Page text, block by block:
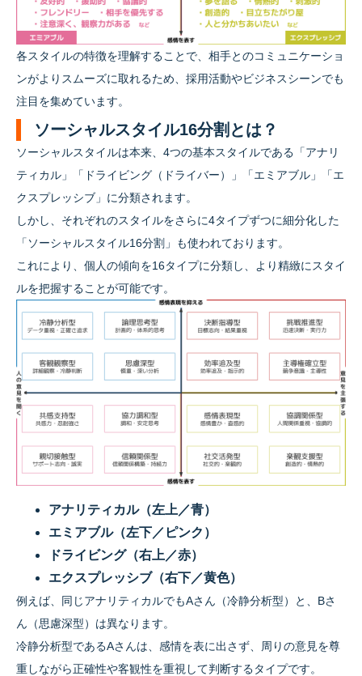
各スタイルの特徴を理解することで、相手とのコミュニケーショ
ンがよりスムーズに取れるため、採用活動やビジネスシーンでも
注目を集めています。
ソーシャルスタイル16分割とは？
ソーシャルスタイルは本来、4つの基本スタイルである「アナリ
ティカル」「ドライビング（ドライバー）」「エミアブル」「エ
クスプレッシブ」に分類されます。
しかし、それぞれのスタイルをさらに4タイプずつに細分化した
「ソーシャルスタイル16分割」も使われております。
これにより、個人の傾向を16タイプに分類し、より精緻にスタイ
ルを把握することが可能です。
アナリティカル（左上／青）
エミアブル（左下／ピンク）
ドライビング（右上／赤）
エクスプレッシブ（右下／黄色）
例えば、同じアナリティカルでもAさん（冷静分析型）と、Bさ
ん（思慮深型）は異なります。
冷静分析型であるAさんは、感情を表に出さず、周りの意見を尊
重しながら正確性や客観性を重視して判断するタイプです。